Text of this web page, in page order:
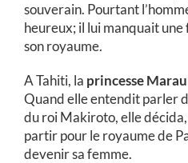
souverain. Pourtant
heureux; il lui manquait
son royaume.
A Tahiti, la princesse
Quand elle entendit parler
du roi Makiroto, elle
partir pour le royaume de
devenir sa femme.